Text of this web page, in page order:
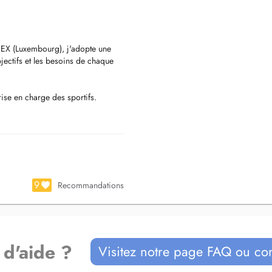
(Luxembourg), j'adopte une
et les besoins de chaque
en charge des sportifs.
la prévention et le
à réduire vos
dans les meilleures
moderne, climatisé
plusieurs associations
rares, notamment "l'Association
9 Recommandations
? Visitez notre page FAQ ou